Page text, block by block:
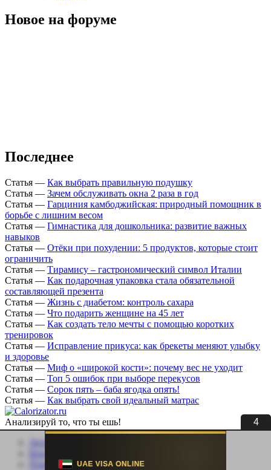
3
Новое на форуме
Последнее
Статья — Как выбрать правильную подушку
Статья — Зачем обслуживать окна 2 раза в год
Статья — Гарциния камбоджийская: природный помощник в
борьбе с лишним весом
Статья — Гимнастика для дошкольника: развитие важных
навыков
Статья — Отёки при похудении: 5 продуктов, которые стоит
ограничить
Статья — Тирамису – гастрономический символ Италии
Статья — Как подарочная упаковка стала обязательной
составляющей презента
Статья — Жизнь с диабетом: контроль сахара
Статья — Что подарить женщине на 45 лет
Статья — Как создать тело мечты с помощью коротких
тренировок
Статья — Исправление прикуса: как брекеты меняют улыбку
и здоровье
Статья — Миф о «широкой кости»: почему вес не уходит
Статья — Топ 5 ошибок при выборе перекусов
Статья — Сорок пять – баба ягодка опять!
Статья — Как выбрать свой идеальный матрас
Анализируй то, что ты ешь!
Личный кабинет
Помощь сайту